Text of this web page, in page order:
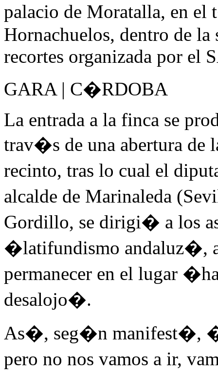
palacio de Moratalla, en
Hornachuelos, dentro de la
recortes organizada por el
GARA | C�RDOBA
La entrada a la finca se
trav�s de una abertura de
recinto, tras lo cual el
alcalde de Marinaleda
Gordillo, se dirigi� a los
�latifundismo andaluz�,
permanecer en el lugar
desalojo�.
As�, seg�n manifest�,
pero no nos vamos a ir,